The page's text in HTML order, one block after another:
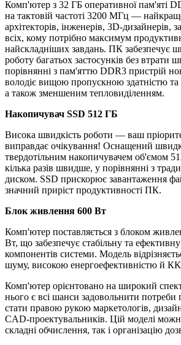
Комп'ютер з 32 ГБ оперативної пам'яті
на тактовій частоті 3200 МГц —
архітекторів, інженерів, 3D-дизайнерів,
всіх, кому потрібно максимум
найскладніших завдань. ПК забезпечує
роботу багатьох застосунків без втрати
порівнянні з пам'яттю DDR3 пристрій
володіє вищою пропускною здатністю та
а також зменшеним тепловиділенням.
Накопичувач SSD 512 ГБ
Висока швидкість роботи — ваш
виправдає очікування! Оснащений
твердотільним накопичувачем об'ємом
кілька разів швидше, у порівнянні з
диском. SSD прискорює завантаження
значний приріст продуктивності ПК.
Блок живлення 600 Вт
Комп'ютер поставляється з блоком
Вт, що забезпечує стабільну та
компонентів системи. Модель
шуму, високою енергоефективністю й
Комп'ютер орієнтовано на широкий
нього є всі шанси задовольнити потреби
стати правою рукою маркетологів,
CAD-проектувальників. Цій моделі
складні обчислення, так і організацію